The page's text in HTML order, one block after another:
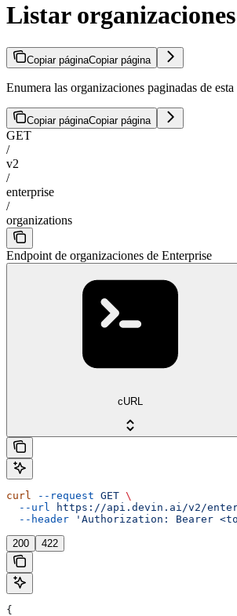
Listar organizaciones
Copiar páginaCopiar página
Enumera las organizaciones paginadas de
Copiar páginaCopiar página
GET
/
v2
/
enterprise
/
organizations
Endpoint de organizaciones de Enterprise
cURL
curl --request GET \
  --url
https://api.devin.ai/v2/
  --header
'Authorization: Bearer
200 422
{